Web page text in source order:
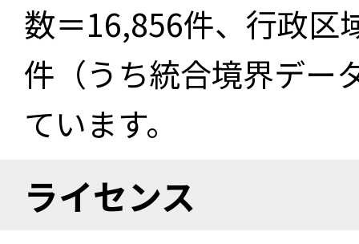
数＝16,856件、行政区
件（うち統合境界デー
ています。
ライセンス